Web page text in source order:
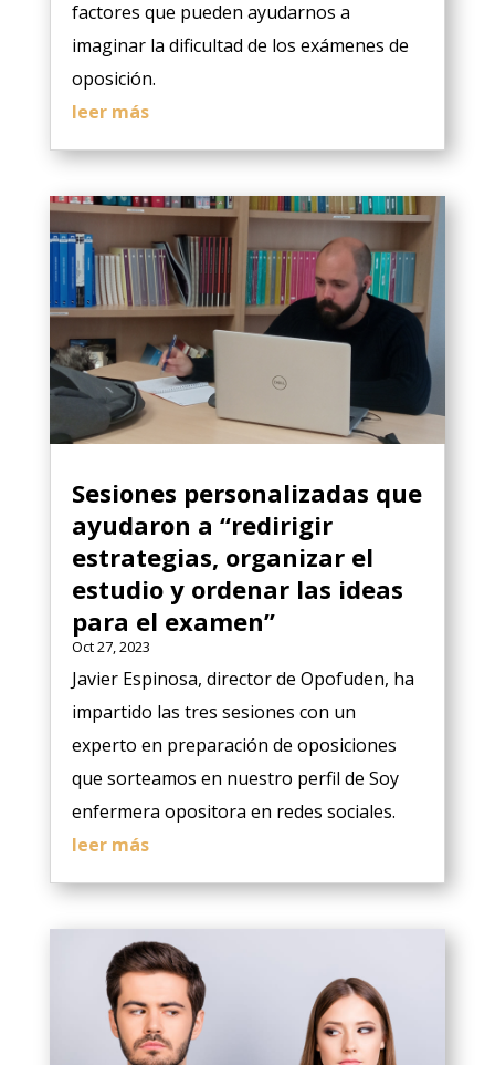
factores que pueden ayudarnos a
imaginar la dificultad de los exámenes de
oposición.
leer más
Sesiones personalizadas que
ayudaron a “redirigir
estrategias, organizar el
estudio y ordenar las ideas
para el examen”
Oct 27, 2023
Javier Espinosa, director de Opofuden, ha
impartido las tres sesiones con un
experto en preparación de oposiciones
que sorteamos en nuestro perfil de Soy
enfermera opositora en redes sociales.
leer más